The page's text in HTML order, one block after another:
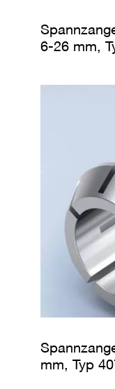
6-26 mm,
mm, Typ